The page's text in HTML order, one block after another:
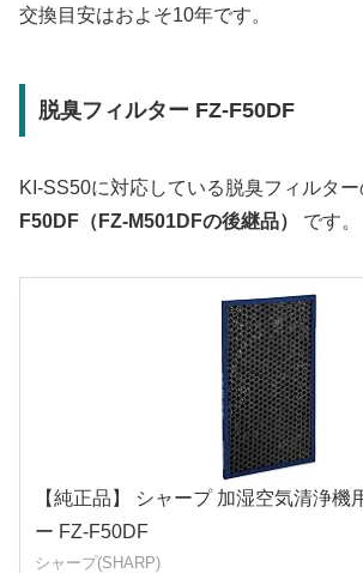
交換目安はおよそ10年です。
脱臭フィルター FZ-F50DF
KI-SS50に対応している脱臭フィルタ
F50DF（FZ-M501DFの後継品）
です。
【純正品】 シャープ 加湿空気清浄機
ー FZ-F50DF
シャープ(SHARP)